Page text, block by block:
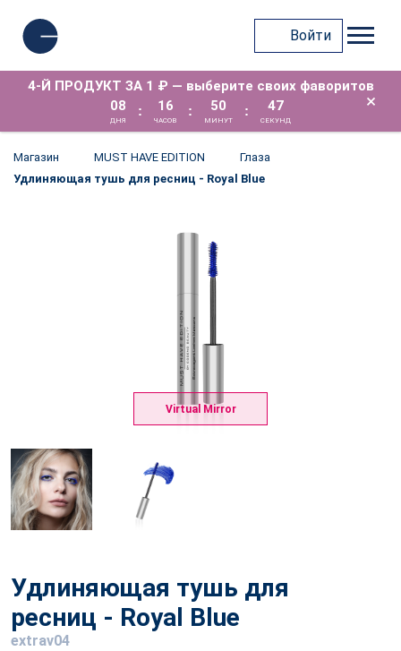
Войти
4-Й ПРОДУКТ ЗА 1 ₽ — выберите своих фаворитов
08
ДНЯ
: 16
ЧАСОВ
: 50
МИНУТ
: 47
СЕКУНД
×
Магазин MUST HAVE EDITION
Глаза
Удлиняющая тушь для ресниц - Royal Blue
Virtual Mirror
Удлиняющая тушь для
ресниц - Royal Blue
extrav04